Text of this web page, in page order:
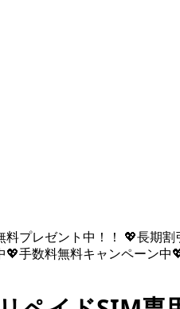
プレゼント中！！ 💖長期
手数料無料キャンペーン中